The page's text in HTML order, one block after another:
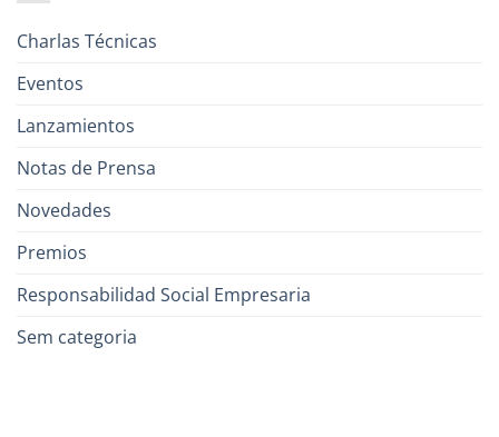
Charlas Técnicas
Eventos
Lanzamientos
Notas de Prensa
Novedades
Premios
Responsabilidad Social Empresaria
Sem categoria